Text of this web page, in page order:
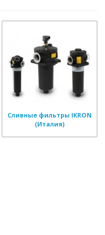
Сливные фильтры IKRON
(Италия)